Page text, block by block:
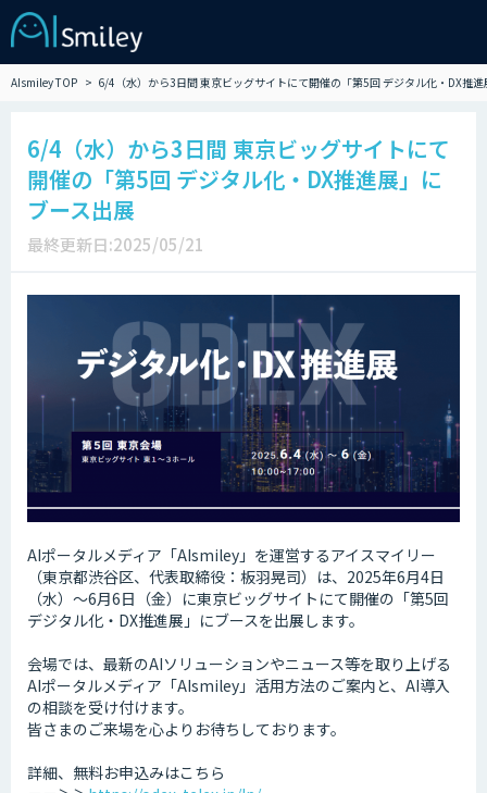
AIsmiley TOP 6/4（水）から3日間 東京ビッグサイトにて開催の「第5回 デジタル化・DX推
6/4（水）から3日間 東京ビッグサイトにて
開催の「第5回 デジタル化・DX推進展」に
ブース出展
最終更新日:2025/05/21
AIポータルメディア「AIsmiley」を運営するアイスマイリー
（東京都渋谷区、代表取締役：板羽晃司）は、2025年6月4日
（水）～6月6日（金）に東京ビッグサイトにて開催の「第5回
デジタル化・DX推進展」にブースを出展します。
会場では、最新のAIソリューションやニュース等を取り上げる
AIポータルメディア「AIsmiley」活用方法のご案内と、AI導入
の相談を受け付けます。
皆さまのご来場を心よりお待ちしております。
詳細、無料お申込みはこちら